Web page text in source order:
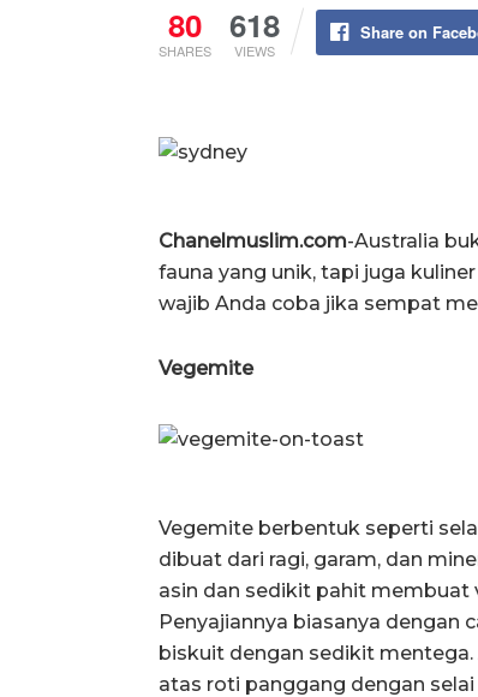
80
SHARES
618
VIEWS
Share on
Chanelmuslim.com-Australia
fauna yang unik, tapi juga
wajib Anda coba jika sempat
Vegemite
Vegemite berbentuk seperti
dibuat dari ragi, garam, dan
asin dan sedikit pahit membuat
Penyajiannya biasanya dengan
biskuit dengan sedikit
atas roti panggang dengan